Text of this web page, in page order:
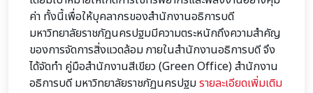
ค่า ทั้งนี้เพื่อให้บุคลากรของสำนักงานอธิการบดี
มหาวิทยาลัยราชภัฏนครปฐมมีความตระหนักถึงความสำคัญ
ของการจัดการสิ่งแวดล้อม ภายในสำนักงานอธิการบดี จึง
ได้จัดทำ คู่มือสำนักงานสีเขียว (Green Office) สำนักงาน
อธิการบดี มหาวิทยาลัยราชภัฏนครปฐมรายละเอียดเพิ่มเติม